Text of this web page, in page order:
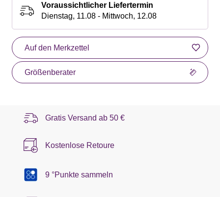
Voraussichtlicher Liefertermin
Dienstag, 11.08 - Mittwoch, 12.08
Auf den Merkzettel
Größenberater
Gratis Versand ab 50 €
Kostenlose Retoure
9 °Punkte sammeln